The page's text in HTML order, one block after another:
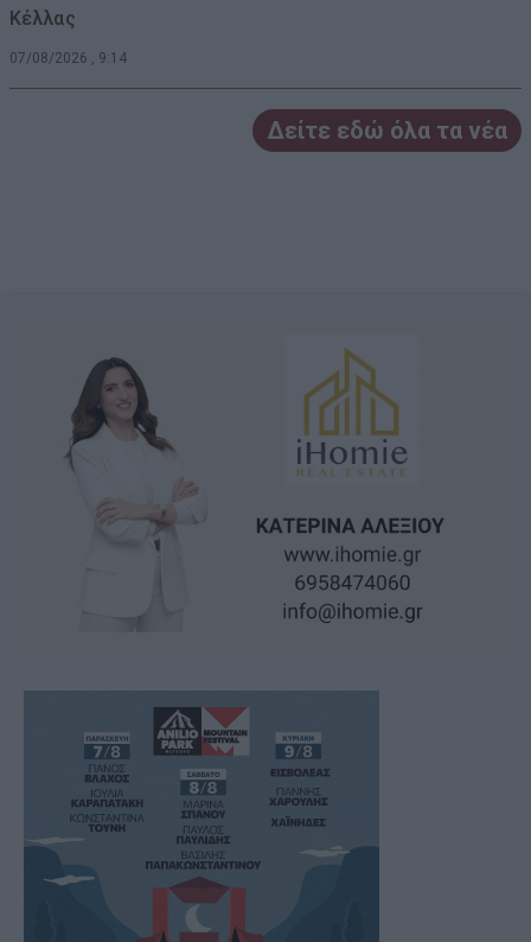
Κέλλας
07/08/2026 , 9:14
Δείτε εδώ όλα τα νέα